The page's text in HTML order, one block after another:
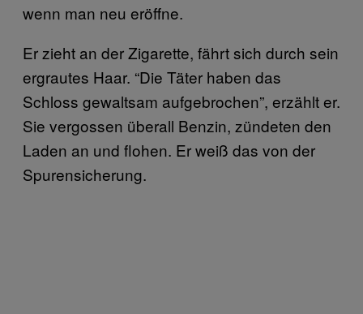
wenn man neu eröffne.
Er zieht an der Zigarette, fährt sich durch sein
ergrautes Haar. “Die Täter haben das
Schloss gewaltsam aufgebrochen”, erzählt er.
Sie vergossen überall Benzin, zündeten den
Laden an und flohen. Er weiß das von der
Spurensicherung.